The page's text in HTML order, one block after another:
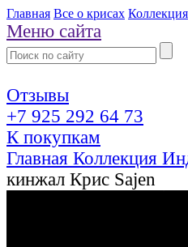
Главная Все о крисах Коллекция
Меню сайта
Отзывы
+7 925 292 64 73
К покупкам
Главная Коллекция
кинжал Крис Sajen